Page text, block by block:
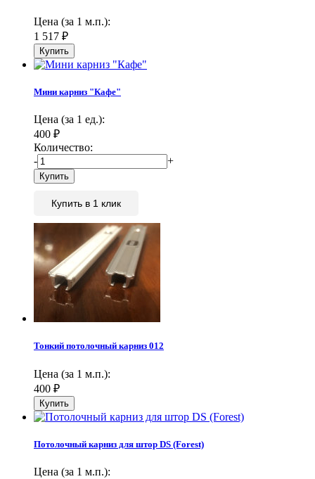
Цена (за 1 м.п.):
1 517 ₽
Мини карниз "Кафе"
Цена (за 1 ед.):
400 ₽
Количество:
-
+
Купить в 1 клик
Тонкий потолочный карниз 012
Цена (за 1 м.п.):
400 ₽
Потолочный карниз для штор DS (Forest)
Цена (за 1 м.п.):